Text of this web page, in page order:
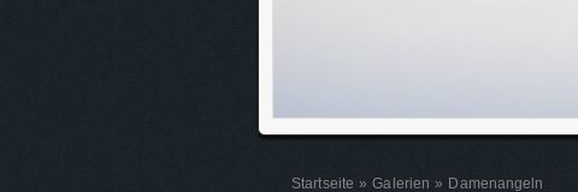
Startseite »Galerien » Damenangeln